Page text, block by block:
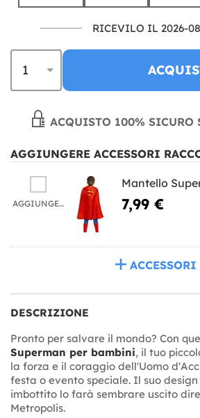
RICEVILO IL 2026-
ACQUISTO 100% SICURO
AGGIUNGERE ACCESSORI
AGGIUNGERE
Mantello
7,99 €
ACCESSORI
DESCRIZIONE
Pronto per salvare il mondo? Con
Superman per bambini, il tuo
la forza e il coraggio dell'Uomo
festa o evento speciale. Il suo
imbottito lo farà sembrare uscito
Metropolis.